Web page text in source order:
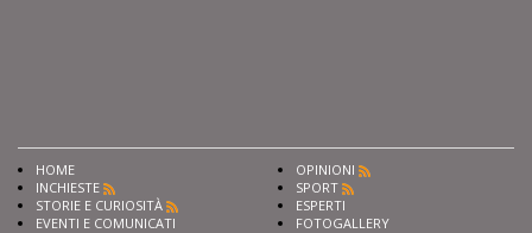
HOME
INCHIESTE
STORIE E CURIOSITÀ
EVENTI E COMUNICATI
OPINIONI
SPORT
ESPERTI
FOTOGALLERY